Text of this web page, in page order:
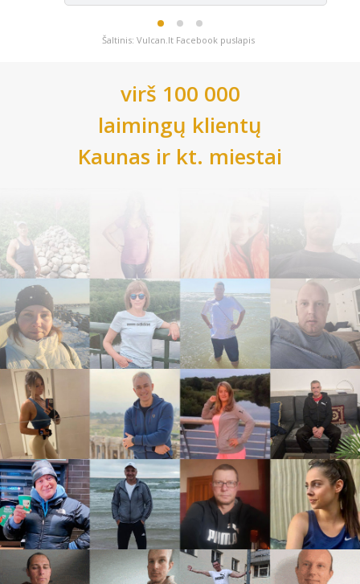
Šaltinis: Vulcan.lt Facebook puslapis
virš 100 000
laimingų klientų
Kaunas ir kt. miestai